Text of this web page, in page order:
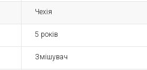
Чехія
5 років
Змішувач